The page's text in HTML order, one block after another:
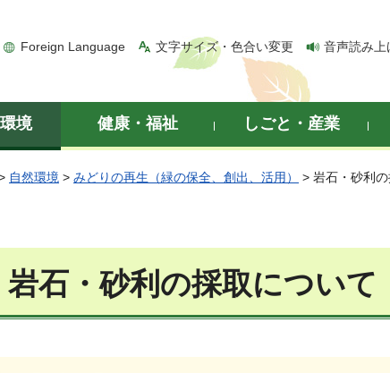
Foreign Language 文字サイズ・色合い変更 音声読み上
境 健康・福祉 しごと・産業
自然環境 > みどりの再生（緑の保全、創出、活用） > 岩石・砂利
岩石・砂利の採取について